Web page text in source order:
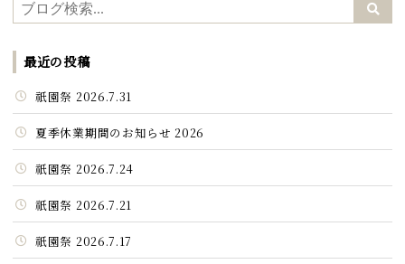
最近の投稿
祇園祭 2026.7.31
夏季休業期間のお知らせ 2026
祇園祭 2026.7.24
祇園祭 2026.7.21
祇園祭 2026.7.17